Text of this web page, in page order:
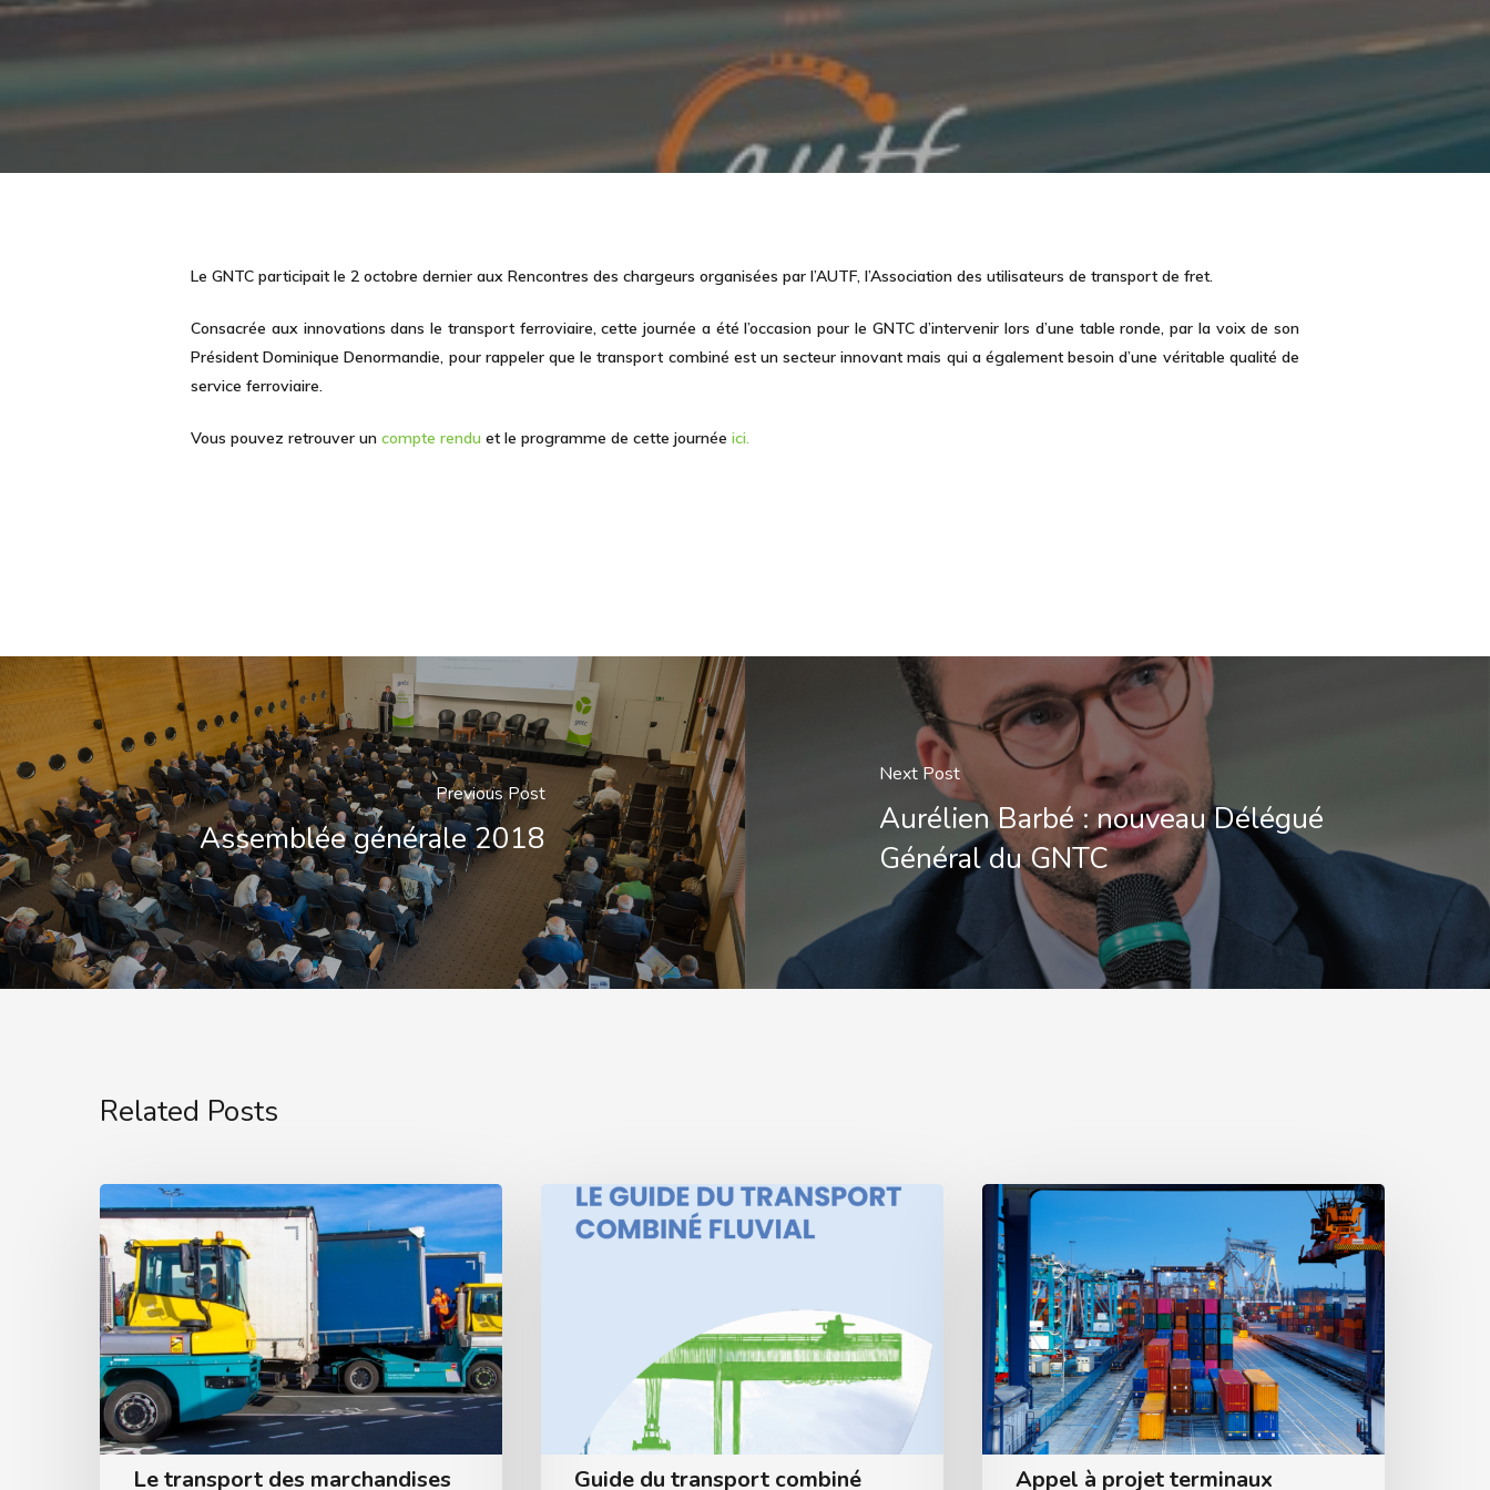
Le GNTC participait le 2 octobre dernier aux Rencontres des chargeurs organisées par l’AUTF, l’Association des utilisateurs de transport de fret.
Consacrée aux innovations dans le transport ferroviaire, cette journée a été l’occasion pour le GNTC d’intervenir lors d’une table ronde, par la voix de son
Président Dominique Denormandie, pour rappeler que le transport combiné est un secteur innovant mais qui a également besoin d’une véritable qualité de
service ferroviaire.
Vous pouvez retrouver un compte rendu et le programme de cette journée ici.
Previous Post
Assemblée générale 2018
Next Post
Aurélien Barbé : nouveau Délégué
Général du GNTC
Related Posts
Le transport des marchandises Guide du transport combiné Appel à projet terminaux